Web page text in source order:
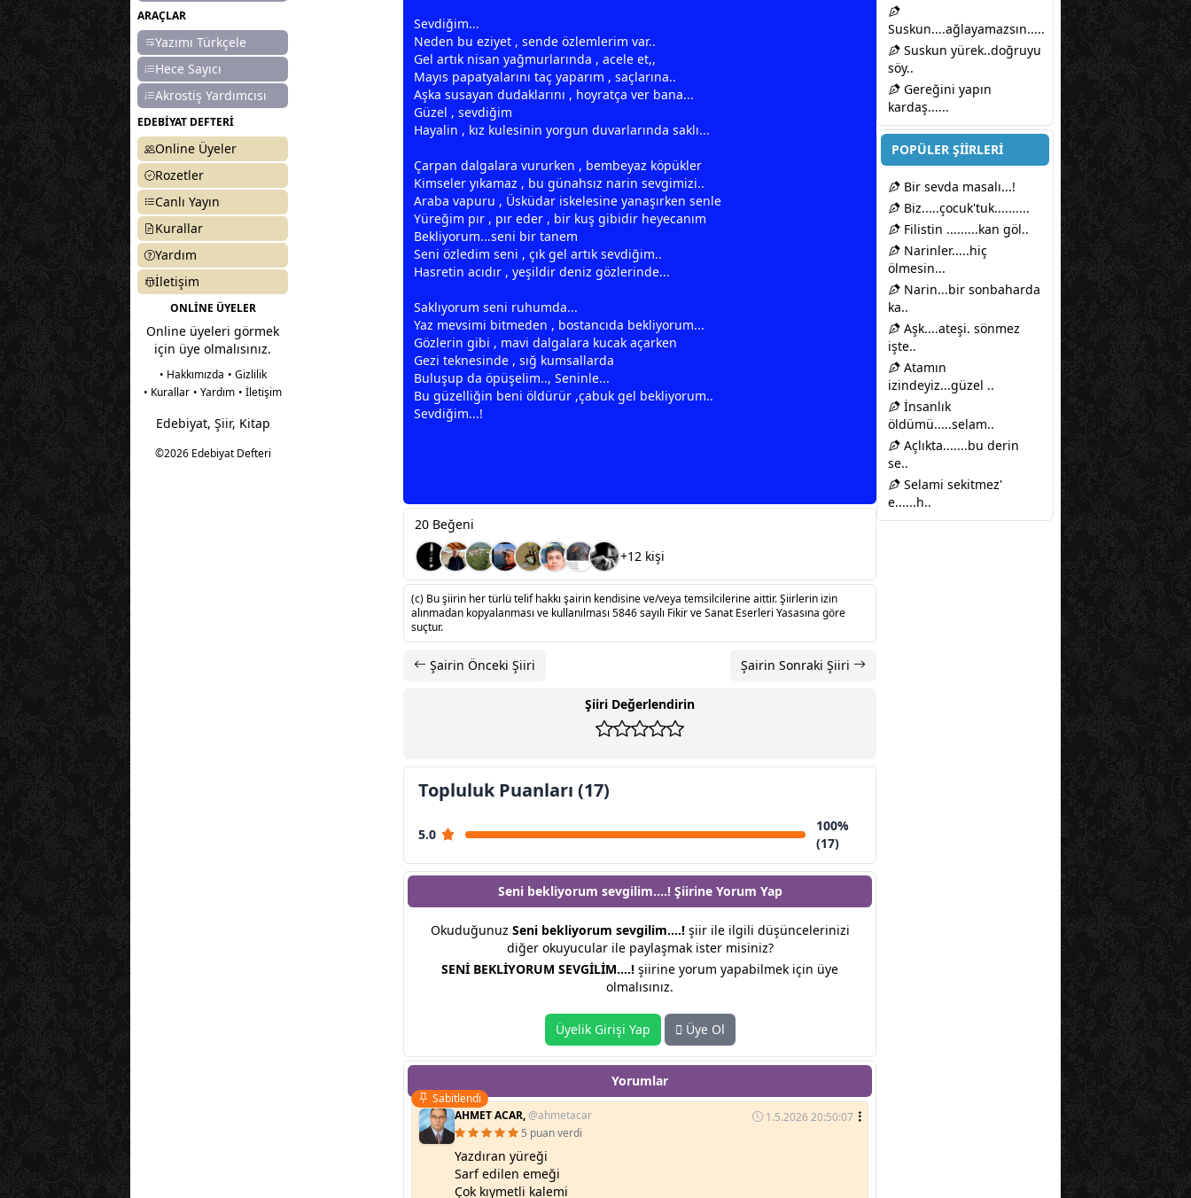
ARAÇLAR
Yazımı Türkçele
Hece Sayıcı
Akrostiş Yardımcısı
EDEBİYAT DEFTERİ
Online Üyeler
Rozetler
Canlı Yayın
Kurallar
Yardım
İletişim
ONLİNE ÜYELER
Online üyeleri görmek
için üye olmalısınız.
• Hakkımızda • Gizlilik
• Kurallar • Yardım • İletişim
Edebiyat, Şiir, Kitap
©2026 Edebiyat Defteri
Sevdiğim...
Neden bu eziyet , sende özlemlerim var..
Gel artık nisan yağmurlarında , acele et,,
Mayıs papatyalarını taç yaparım , saçlarına..
Aşka susayan dudaklarını , hoyratça ver bana...
Güzel , sevdiğim
Hayalin , kız kulesinin yorgun duvarlarında saklı...
Çarpan dalgalara vururken , bembeyaz köpükler
Kimseler yıkamaz , bu günahsız narin sevgimizi..
Araba vapuru , Üsküdar iskelesine yanaşırken senle
Yüreğim pır , pır eder , bir kuş gibidir heyecanım
Bekliyorum...seni bir tanem
Seni özledim seni , çık gel artık sevdiğim..
Hasretin acıdır , yeşildir deniz gözlerinde...
Saklıyorum seni ruhumda...
Yaz mevsimi bitmeden , bostancıda bekliyorum...
Gözlerin gibi , mavi dalgalara kucak açarken
Gezi teknesinde , sığ kumsallarda
Buluşup da öpüşelim.., Seninle...
Bu güzelliğin beni öldürür ,çabuk gel bekliyorum..
Sevdiğim...!
20 Beğeni
+12 kişi
(c) Bu şiirin her türlü telif hakkı şairin kendisine ve/veya temsilcilerine aittir. Şiirlerin izin
alınmadan kopyalanması ve kullanılması 5846 sayılı Fikir ve Sanat Eserleri Yasasına göre
suçtur.
Şairin Önceki Şiiri Şairin Sonraki Şiiri
Şiiri Değerlendirin
Topluluk Puanları (17)
5.0
100%
(17)
Seni bekliyorum sevgilim....! Şiirine Yorum Yap
Okuduğunuz Seni bekliyorum sevgilim....!şiir ile ilgili düşüncelerinizi
diğer okuyucular ile paylaşmak ister misiniz?
SENİ BEKLİYORUM SEVGİLİM....! şiirine yorum yapabilmek için üye
olmalısınız.
Üyelik Girişi Yap Üye Ol
Yorumlar
Sabitlendi
AHMET ACAR,@ahmetacar
1.5.2026 20:50:07
5 puan verdi
Yazdıran yüreği
Sarf edilen emeği
Çok kıymetli kalemi
Suskun....ağlayamazsın.....
Suskun yürek..doğruyu
söy..
Gereğini yapın
kardaş......
POPÜLER ŞİİRLERİ
Bir sevda masalı...!
Biz.....çocuk'tuk..........
Filistin .........kan göl..
Narinler.....hiç
ölmesin...
Narin...bir sonbaharda
ka..
Aşk....ateşi. sönmez
işte..
Atamın
izindeyiz...güzel ..
İnsanlık
öldümü.....selam..
Açlıkta.......bu derin
se..
Selami sekitmez'
e......h..